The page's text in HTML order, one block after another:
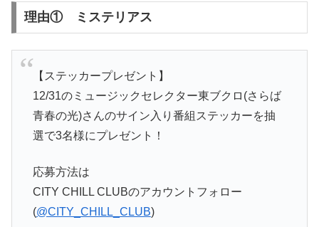
理由① ミステリアス
【ステッカープレゼント】
12/31のミュージックセレクター東ブクロ(さらば
青春の光)さんのサイン入り番組ステッカーを抽
選で3名様にプレゼント！
応募方法は
CITY CHILL CLUBのアカウントフォロー
(@CITY_CHILL_CLUB)